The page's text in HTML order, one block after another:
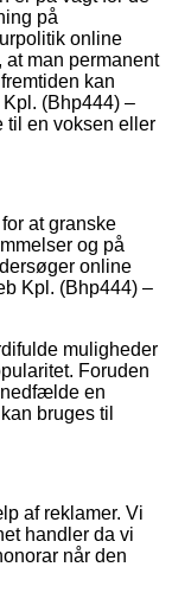
på
online
at man permanent
kan
(Bhp444) –
til en voksen eller
at granske
og på
online
Kpl. (Bhp444) –
muligheder
Foruden
en
bruges til
af reklamer. Vi
handler da vi
når den